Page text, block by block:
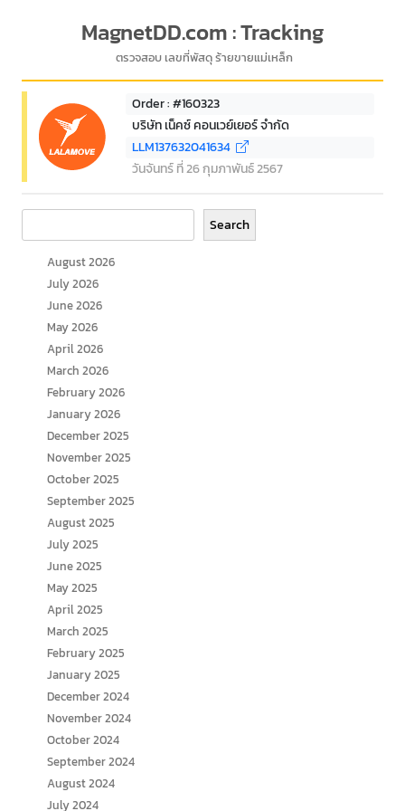
MagnetDD.com : Tracking
ตรวจสอบ เลขที่พัสดุ ร้ายขายแม่เหล็ก
Order : #160323
บริษัท เน็คซ์ คอนเวย์เยอร์ จำกัด
LLM137632041634
วันจันทร์ ที่ 26 กุมภาพันธ์ 2567
Search
August 2026
July 2026
June 2026
May 2026
April 2026
March 2026
February 2026
January 2026
December 2025
November 2025
October 2025
September 2025
August 2025
July 2025
June 2025
May 2025
April 2025
March 2025
February 2025
January 2025
December 2024
November 2024
October 2024
September 2024
August 2024
July 2024